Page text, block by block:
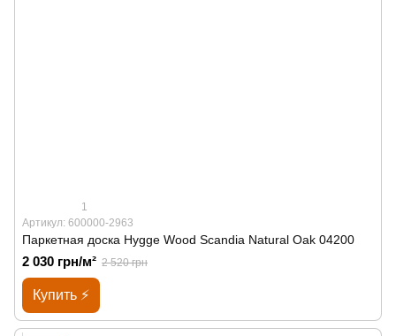
1
Артикул: 600000-2963
Паркетная доска Hygge Wood Scandia Natural Oak 04200
2 030 грн/м² 2 520 грн
Купить ⚡